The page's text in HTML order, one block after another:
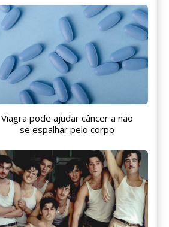
Viagra pode ajudar câncer a não
se espalhar pelo corpo